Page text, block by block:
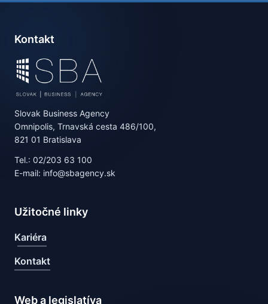
Kontakt
Slovak Business Agency
Omnipolis, Trnavská cesta 486/100,
821 01 Bratislava
Tel.: 02/203 63 100
E-mail: info@sbagency.sk
Užitočné linky
Kariéra
Kontakt
Web a legislatíva